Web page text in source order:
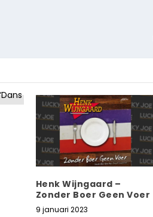
Henk Wijngaard –
Zonder Boer Geen Voer
9 januari 2023